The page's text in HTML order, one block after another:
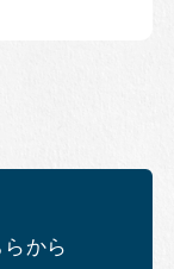
から